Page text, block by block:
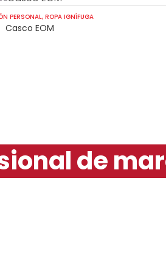
PERSONAL, ROPA IGNÍFUGA
Casco EOM
de